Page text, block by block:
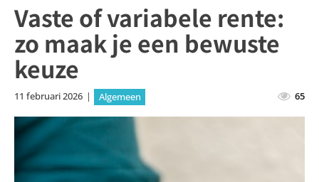
Vaste of variabele rente:
zo maak je een bewuste
keuze
11 februari 2026 | Algemeen 65